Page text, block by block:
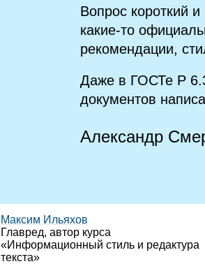
Вопрос короткий
какие‑то
рекомендации,
Даже в ГОСТе Р
документов
Александр
Максим Ильяхов
Главред, автор курса
«Информационный стиль и редактура
текста»